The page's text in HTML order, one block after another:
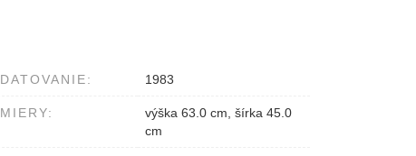
DATOVANIE: 1983
MIERY:
výška 63.0 cm, šírka 45.0
cm